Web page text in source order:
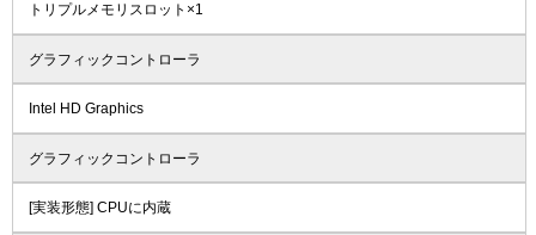
トリプルメモリスロット×1
グラフィックコントローラ
Intel HD Graphics
グラフィックコントローラ
[実装形態] CPUに内蔵